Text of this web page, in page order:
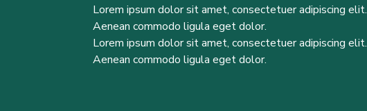
Lorem ipsum dolor sit amet, consectetuer adipiscing elit.
Aenean commodo ligula eget dolor.
Lorem ipsum dolor sit amet, consectetuer adipiscing elit.
Aenean commodo ligula eget dolor.